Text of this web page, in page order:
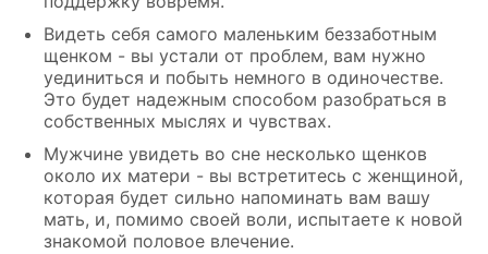
Видеть себя самого маленьким беззаботным
щенком - вы устали от проблем, вам нужно
уединиться и побыть немного в одиночестве.
Это будет надежным способом разобраться в
собственных мыслях и чувствах.
Мужчине увидеть во сне несколько щенков
около их матери - вы встретитесь с женщиной,
которая будет сильно напоминать вам вашу
мать, и, помимо своей воли, испытаете к новой
знакомой половое влечение.